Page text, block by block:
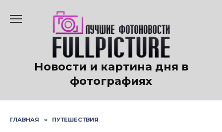
содержанию
Новости и картина дня в
фотографиях
ГЛАВНАЯ » ПУТЕШЕСТВИЯ